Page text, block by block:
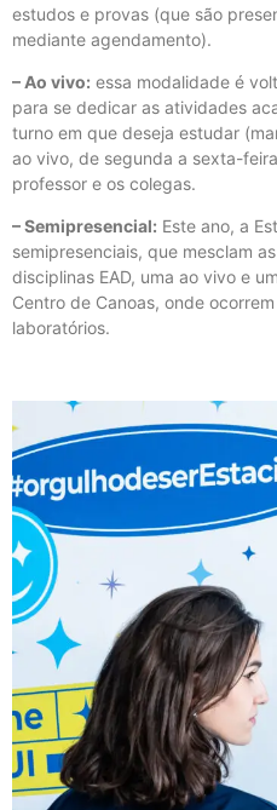
estudos e provas (que são
mediante agendamento).
– Ao vivo: essa modalidade é
para se dedicar as atividades
turno em que deseja estudar
ao vivo, de segunda a sexta-
professor e os colegas.
– Semipresencial: Este ano, a
semipresenciais, que mesclam
disciplinas EAD, uma ao vivo e
Centro de Canoas, onde
laboratórios.